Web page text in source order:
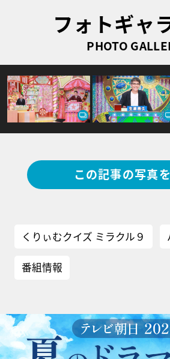
フォトギャ
PHOTO
この記事の写真
くりぃむクイズ ミラクル９
番組情報